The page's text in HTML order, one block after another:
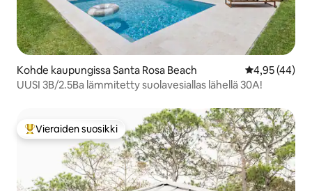
Kohde kaupungissa Santa Rosa Beach
4,95 (44)
UUSI 3B/2.5Ba lämmitetty suolavesiallas lähellä 30A!
Vieraiden suosikkien parhaimmistoa
Vieraiden suosikki